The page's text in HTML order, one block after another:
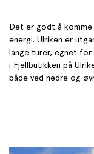
Det er godt å
energi. Ulriken er
lange turer, egnet
i Fjellbutikken på
både ved nedre og